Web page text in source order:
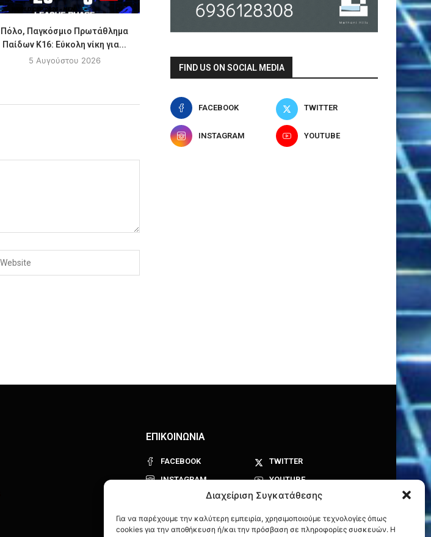
Διαχείριση Συγκατάθεσης
Για να παρέχουμε την καλύτερη εμπειρία, χρησιμοποιούμε τεχνολογίες όπως
cookies για την αποθήκευση ή/και την πρόσβαση σε πληροφορίες συσκευών. Η
Πόλο, Παγκόσμιο Πρωτάθλημα
Παίδων Κ16: Εύκολη νίκη για...
5 Αυγούστου 2026
Πόλο, Κώστας Πασλής:
στο...
5 Αυγούστου 2026
Παγκόσμιο πρωτάθλημα
Μεγάλη νίκη της Εθνικής
FIND US ON SOCIAL MEDIA
FACEBOOK TWITTER
INSTAGRAM YOUTUBE
ΕΠΙΚΟΙΝΩΝΙΑ
FACEBOOK
TWITTER
INSTAGRAM
YOUTUBE